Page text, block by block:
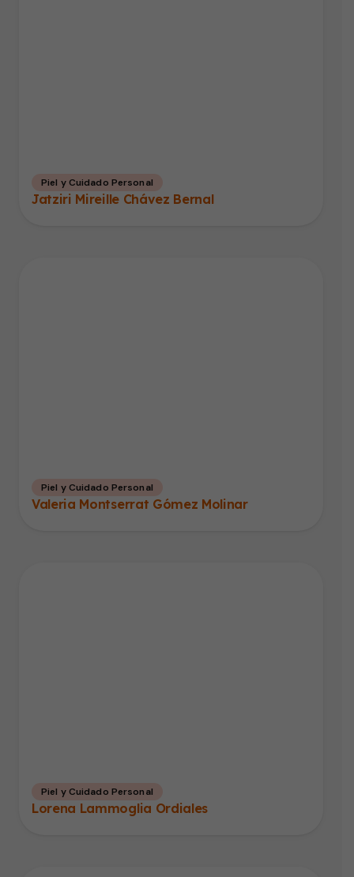
Piel y Cuidado Personal
Jatziri Mireille Chávez Bernal
Piel y Cuidado Personal
Valeria Montserrat Gómez Molinar
Piel y Cuidado Personal
Lorena Lammoglia Ordiales